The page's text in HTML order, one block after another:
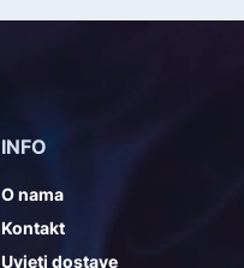
INFO
O nama
Kontakt
Uvjeti dostave